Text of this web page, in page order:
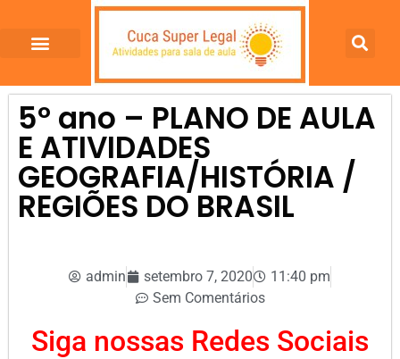
5º ano – PLANO DE AULA
E ATIVIDADES
GEOGRAFIA/HISTÓRIA /
REGIÕES DO BRASIL
admin setembro 7, 2020
11:40 pm
Sem Comentários
Siga nossas Redes Sociais